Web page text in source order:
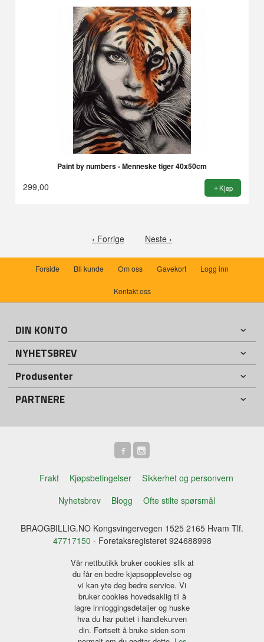
Paint by numbers - Menneske tiger 40x50cm
299,00 Kjøp
‹ Forrige Neste ›
Forside Bli kunde Om oss Gavekort Logg inn
Kontakt oss
DIN KONTO
NYHETSBREV
Produsenter
PARTNERE
Frakt Kjøpsbetingelser
Sikkerhet og personvern
Nyhetsbrev
Blogg Ofte stilte spørsmål
BRAOGBILLIG.NO Kongsvingervegen 1525 2165 Hvam Tlf.
47717150 - Foretaksregisteret 924688998
Vår nettbutikk bruker cookies slik at
du får en bedre kjøpsopplevelse og
vi kan yte deg bedre service. Vi
bruker cookies hovedsaklig til å
lagre innloggingsdetaljer og huske
hva du har puttet i handlekurven
din. Fortsett å bruke siden som